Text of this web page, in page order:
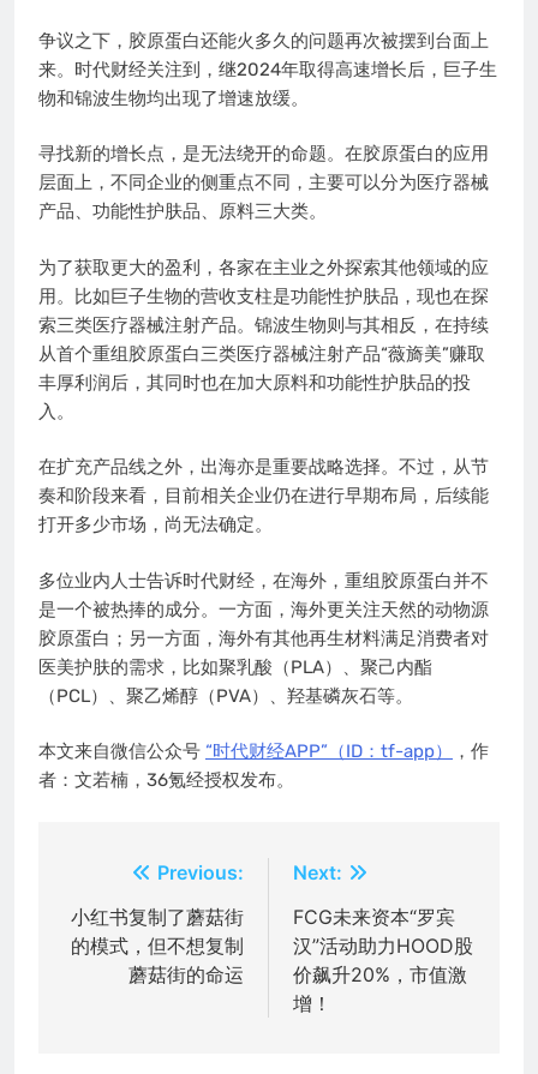
争议之下，胶原蛋白还能火多久的问题再次被摆到台面上
来。时代财经关注到，继2024年取得高速增长后，巨子生
物和锦波生物均出现了增速放缓。
寻找新的增长点，是无法绕开的命题。在胶原蛋白的应用
层面上，不同企业的侧重点不同，主要可以分为医疗器械
产品、功能性护肤品、原料三大类。
为了获取更大的盈利，各家在主业之外探索其他领域的应
用。比如巨子生物的营收支柱是功能性护肤品，现也在探
索三类医疗器械注射产品。锦波生物则与其相反，在持续
从首个重组胶原蛋白三类医疗器械注射产品“薇旖美”赚取
丰厚利润后，其同时也在加大原料和功能性护肤品的投
入。
在扩充产品线之外，出海亦是重要战略选择。不过，从节
奏和阶段来看，目前相关企业仍在进行早期布局，后续能
打开多少市场，尚无法确定。
多位业内人士告诉时代财经，在海外，重组胶原蛋白并不
是一个被热捧的成分。一方面，海外更关注天然的动物源
胶原蛋白；另一方面，海外有其他再生材料满足消费者对
医美护肤的需求，比如聚乳酸（PLA）、聚己内酯
（PCL）、聚乙烯醇（PVA）、羟基磷灰石等。
本文来自微信公众号 “时代财经APP”（ID：tf-app）
，作
者：文若楠，36氪经授权发布。
章
导
Previous:
小红书复制了蘑菇街
的模式，但不想复制
蘑菇街的命运
Next:
FCG未来资本“罗宾
汉”活动助力HOOD股
价飙升20%，市值激
增！